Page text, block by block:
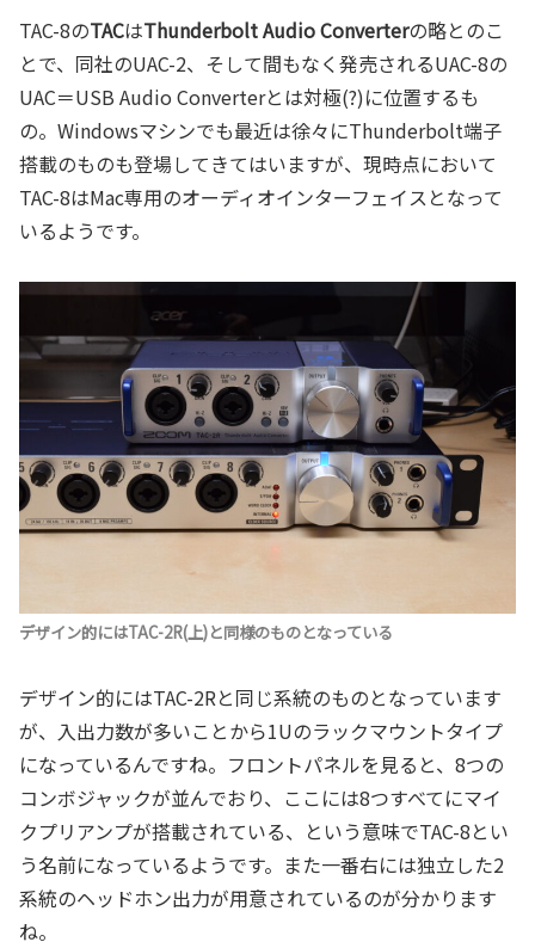
TAC-8のTACはThunderbolt Audio Converterの略とのこ
とで、同社のUAC-2、そして間もなく発売されるUAC-8の
UAC＝USB Audio Converterとは対極(?)に位置するも
の。Windowsマシンでも最近は徐々にThunderbolt端子
搭載のものも登場してきてはいますが、現時点において
TAC-8はMac専用のオーディオインターフェイスとなって
いるようです。
デザイン的にはTAC-2R(上)と同様のものとなっている
デザイン的にはTAC-2Rと同じ系統のものとなっています
が、入出力数が多いことから1Uのラックマウントタイプ
になっているんですね。フロントパネルを見ると、8つの
コンボジャックが並んでおり、ここには8つすべてにマイ
クプリアンプが搭載されている、という意味でTAC-8とい
う名前になっているようです。また一番右には独立した2
系統のヘッドホン出力が用意されているのが分かります
ね。